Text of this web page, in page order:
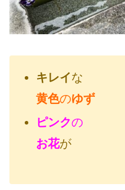
キレイな
黄色のゆず
ピンクの
お花が